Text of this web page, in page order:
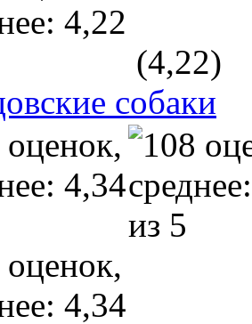
(4,22)
собаки